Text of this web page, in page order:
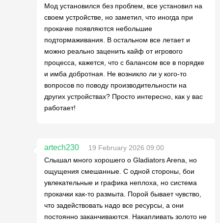
Мод установился без проблем, все установил на
своем устройстве, но заметил, что иногда при
прокачке появляются небольшие
подтормаживания. В остальном все летает и
можно реально заценить кайф от игрового
процесса, кажется, что с балансом все в порядке
и имба добротная. Не возникло ли у кого-то
вопросов по поводу производительности на
других устройствах? Просто интересно, как у вас
работает!
artech230
19 February 2026 09:00
Слышал много хорошего о Gladiators Arena, но
ощущения смешанные. С одной стороны, бои
увлекательные и графика неплоха, но система
прокачки как-то размыта. Порой бывает чувство,
что задействовать надо все ресурсы, а они
постоянно заканчиваются. Накапливать золото не